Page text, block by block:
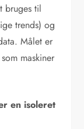
bruges til
trends) og
Målet er
maskiner
en isoleret